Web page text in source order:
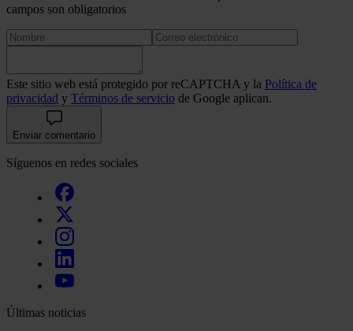
campos son obligatorios
Este sitio web está protegido por reCAPTCHA y la Política de
privacidad y Términos de servicio de Google aplican.
Enviar comentario
Síguenos en redes sociales
Últimas noticias